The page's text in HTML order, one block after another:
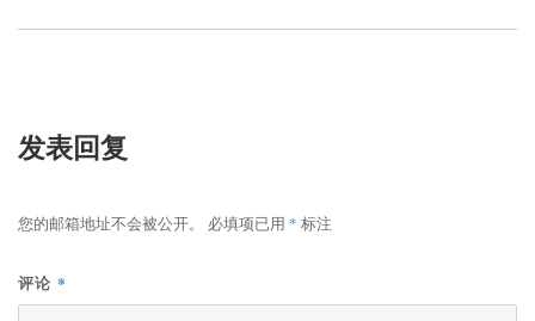
发表回复
您的邮箱地址不会被公开。 必填项已用 * 标注
评论 *